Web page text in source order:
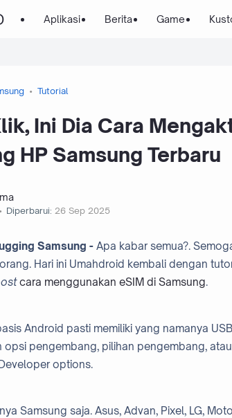
Aplikasi Berita Game
Tutorial
Ini Dia Cara
HP Samsung Terbaru
Diperbarui: 26 Sep 2025
Samsung -Apa kabar semua?.
Hari ini Umahdroid kembali dengan
cara menggunakan eSIM di Samsung.
Android pasti memiliki yang namanya
pengembang, pilihan pengembang,
options.
Samsung saja. Asus, Advan, Pixel, LG,